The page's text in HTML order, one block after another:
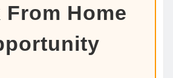
From Home